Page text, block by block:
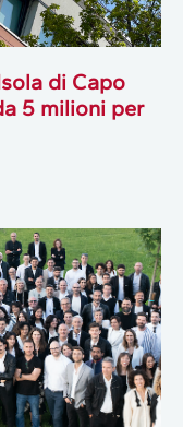
di Capo
5 milioni per